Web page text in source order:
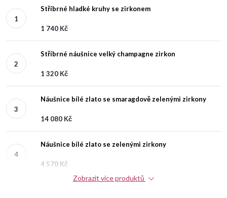
Stříbrné hladké kruhy se zirkonem
1 740 Kč
Stříbrné náušnice velký champagne zirkon
1 320 Kč
Náušnice bílé zlato se smaragdově zelenými zirkony
14 080 Kč
Náušnice bílé zlato se zelenými zirkony
4 570 Kč
Zobrazit více produktů